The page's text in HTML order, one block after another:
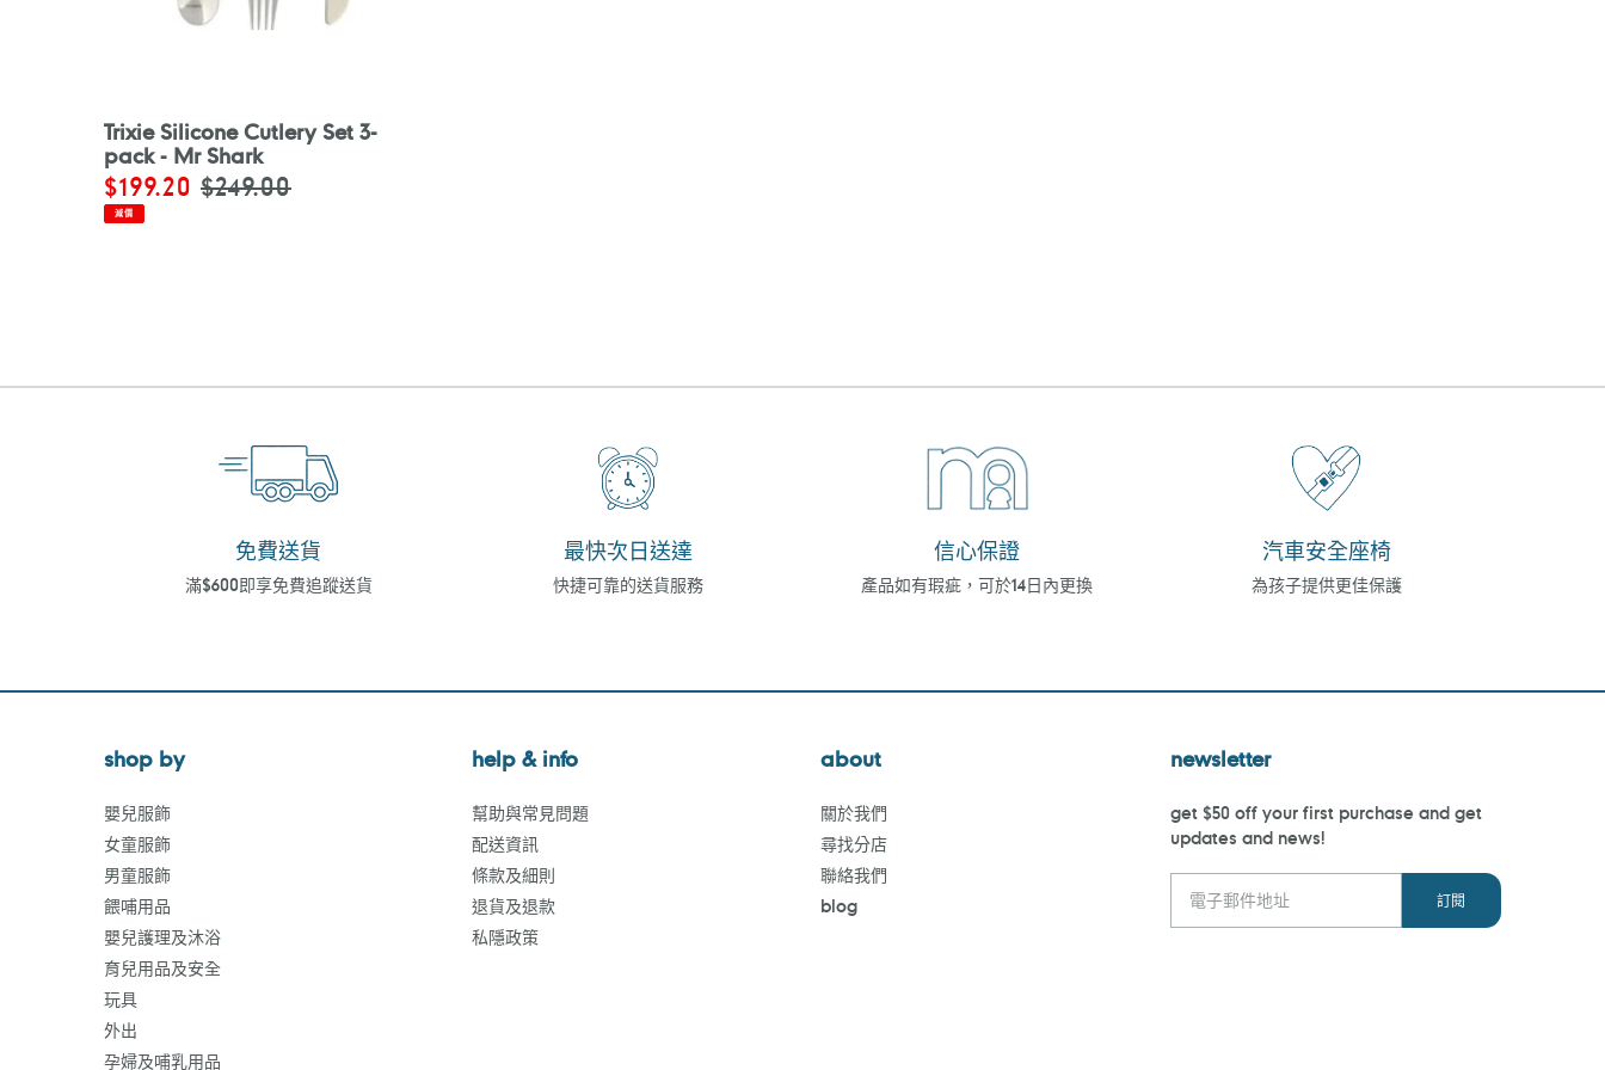
Trixie Silicone Cutlery Set 3-
pack - Mr Shark
售
價
$199.20 定
$249.00
減價
免費送貨
滿$600即享免費追蹤送貨
最快次日送達
快捷可靠的送貨服務
信心保證
產品如有瑕疵，可於14日內更換
汽車安全座椅
為孩子提供更佳保護
shop by
嬰兒服飾
女童服飾
男童服飾
餵哺用品
嬰兒護理及沐浴
育兒用品及安全
玩具
外出
孕婦及哺乳用品
help & info
幫助與常見問題
配送資訊
條款及細則
退貨及退款
私隱政策
about
關於我們
尋找分店
聯絡我們
blog
newsletter
get $50 off your first purchase and get
updates and news!